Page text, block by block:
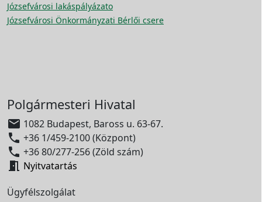
Józsefvárosi lakáspályázato
Józsefvárosi Önkormányzati Bérlői csere
Polgármesteri Hivatal
 1082 Budapest, Baross u. 63-67.
 +36 1/459-2100 (Központ)
 +36 80/277-256 (Zöld szám)
 Nyitvatartás
Ügyfélszolgálat